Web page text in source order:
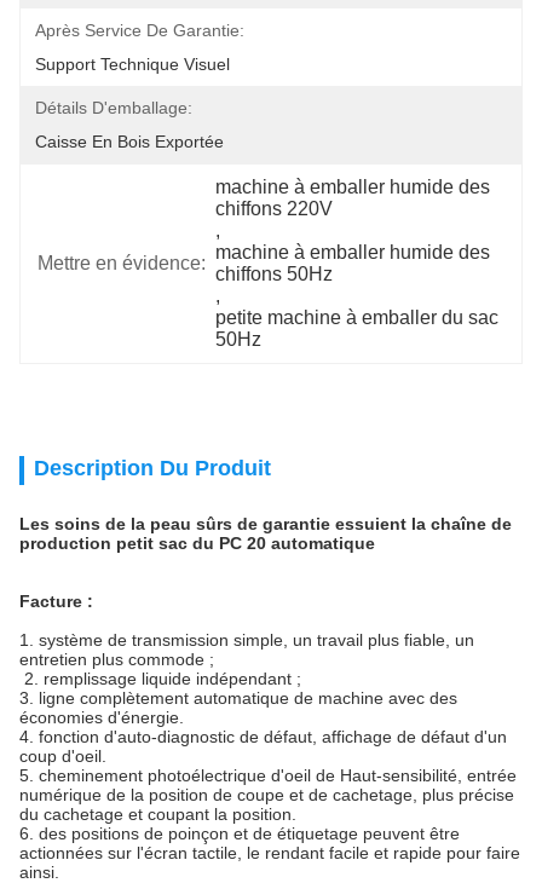
Après Service De Garantie:
Support Technique Visuel
Détails D'emballage:
Caisse En Bois Exportée
Mettre en évidence:
machine à emballer humide des
chiffons 220V
,
machine à emballer humide des
chiffons 50Hz
,
petite machine à emballer du sac
50Hz
Description Du Produit
Les soins de la peau sûrs de garantie essuient la chaîne de
production petit sac du PC 20 automatique
Facture :
1. système de transmission simple, un travail plus fiable, un
entretien plus commode ;
2. remplissage liquide indépendant ;
3. ligne complètement automatique de machine avec des
économies d'énergie.
4. fonction d'auto-diagnostic de défaut, affichage de défaut d'un
coup d'oeil
5. cheminement photoélectrique d'oeil de Haut-sensibilité, entrée
numérique de la position de coupe et de cachetage, plus précise
du cachetage et coupant la position.
6. des positions de poinçon et de étiquetage peuvent être
actionnées sur l'écran tactile, le rendant facile et rapide pour faire
ainsi